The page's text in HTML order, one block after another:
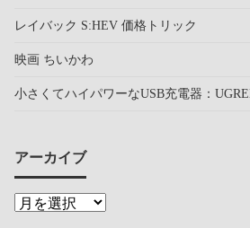
レイバック S:HEV 価格トリック
映画 ちいかわ
小さくてハイパワーなUSB充電器：
アーカイブ